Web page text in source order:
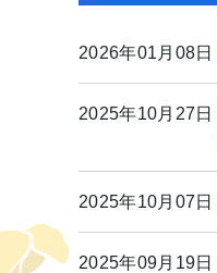
2026年01月08日
2025年10月27日
2025年10月07日
2025年09月19日